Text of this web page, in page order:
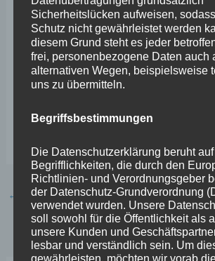
Bundesebene zu einem realistischeren
Wolf bekannt haben, erwarte ich, dass
Ministerpräsidentin Dreyer ihre
endlich zum schnellen Handeln
hingehalten, es ist höchste Zeit für klare
← Vorheriger Beitrag
Sicherheitslücken aufweisen,
Schutz nicht gewährleistet werden
diesem Grund steht es jeder
frei, personenbezogene Daten auch
alternativen Wegen, beispielsweise
uns zu übermitteln.
Begriffsbestimmungen
Die Datenschutzerklärung beruht
Begrifflichkeiten, die durch den
Richtlinien- und Verordnungsgeber
der Datenschutz-Grundverordnung
verwendet wurden. Unsere
soll sowohl für die Öffentlichkeit als
unsere Kunden und
lesbar und verständlich sein. Um